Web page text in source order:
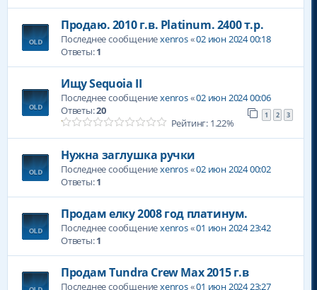
Продаю. 2010 г.в. Platinum. 2400 т.р.
Последнее сообщениеxenros«02 июн 2024 00:18
Ответы:1
Ищу Sequoia II
Последнее сообщениеxenros«02 июн 2024 00:06
Ответы:20 1 2 3
Рейтинг: 1.22%
Нужна заглушка ручки
Последнее сообщениеxenros«02 июн 2024 00:02
Ответы:1
Продам елку 2008 год платинум.
Последнее сообщениеxenros«01 июн 2024 23:42
Ответы:1
Продам Tundra Crew Max 2015 г.в
Последнее сообщениеxenros«01 июн 2024 23:27